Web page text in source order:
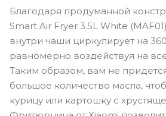
Благодаря продуманной
Smart Air Fryer 3.5L White
внутри чаши циркулирует на
равномерно воздействуя на
Таким образом, вам не
большое количество масла,
курицу или картошку с